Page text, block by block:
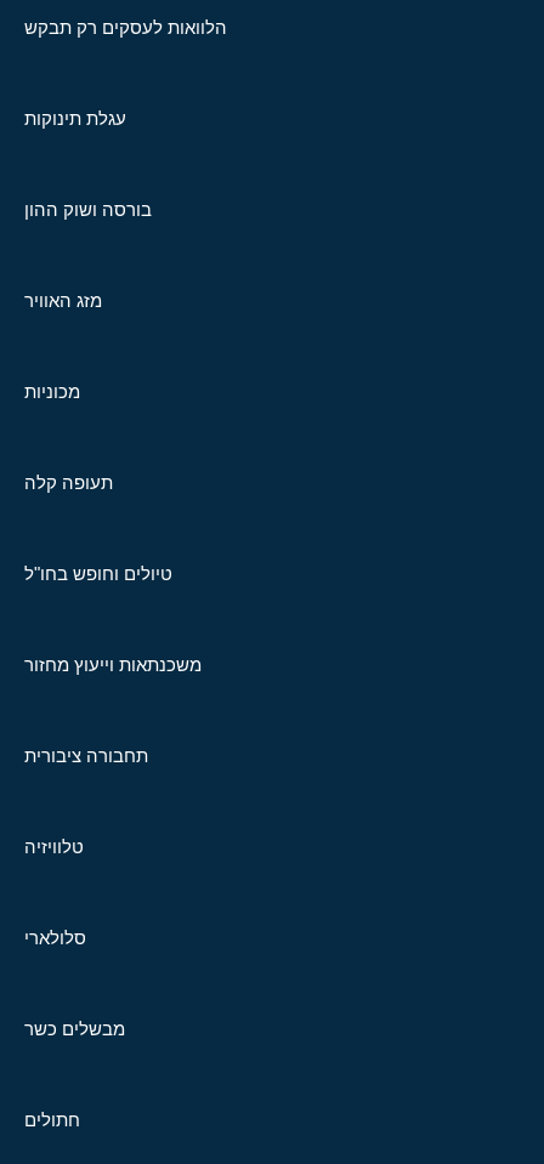
הלוואות לעסקים רק תבקש
עגלת תינוקות
בורסה ושוק ההון
מזג האוויר
מכוניות
תעופה קלה
טיולים וחופש בחו"ל
משכנתאות וייעוץ מחזור
תחבורה ציבורית
טלוויזיה
סלולארי
מבשלים כשר
חתולים